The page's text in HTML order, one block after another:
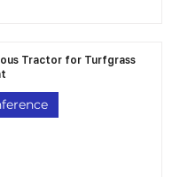
Tractor for Turfgrass